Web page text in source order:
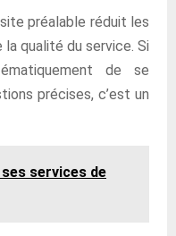
préalable réduit les
qualité du service. Si
de se
précises, c’est un
services de